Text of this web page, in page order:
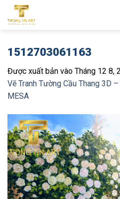
qua
1512703061163
Được xuất bản vào Tháng 12 8,
Vẽ Tranh Tường Cầu Thang 3D
MESA